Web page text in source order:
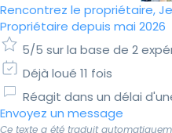
Rencontrez le propriétaire,
Propriétaire depuis mai 2026
5/5 sur la base de 2
Déjà loué 11 fois
Réagit dans un délai
Envoyez un message
Ce texte a été traduit